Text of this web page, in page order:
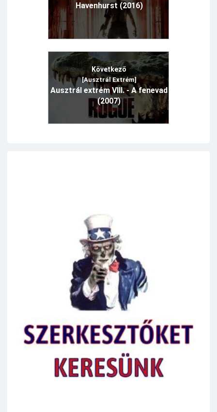
Havenhurst (2016)
Következő
[Ausztrál Extrém]
Ausztrál extrém VIII. - A fenevad
(2007)